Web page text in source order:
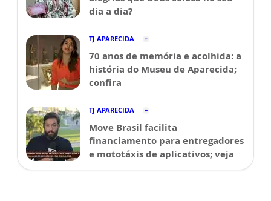
dia a dia?
TJ APARECIDA
70 anos de memória e acolhida: a
história do Museu de Aparecida;
confira
TJ APARECIDA
Move Brasil facilita
financiamento para entregadores
e mototáxis de aplicativos; veja